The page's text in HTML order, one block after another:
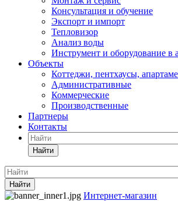
Консультация и обучение
Экспорт и импорт
Тепловизор
Анализ воды
Инструмент и оборудование в
Объекты
Коттеджи, пентхаусы,
Административные
Коммерческие
Производственные
Партнеры
Контакты
Найти
Найти
Интернет-магазин